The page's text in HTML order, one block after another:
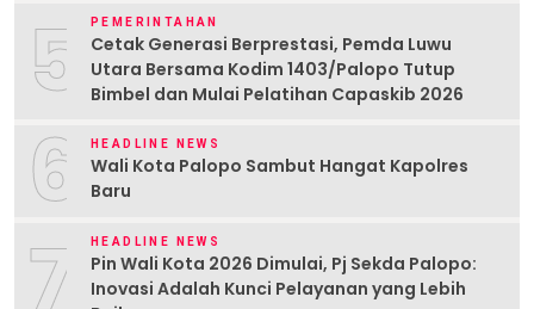
5 PEMERINTAHAN
Cetak Generasi Berprestasi, Pemda Luwu
Utara Bersama Kodim 1403/Palopo Tutup
Bimbel dan Mulai Pelatihan Capaskib 2026
6 HEADLINE NEWS
Wali Kota Palopo Sambut Hangat Kapolres
Baru
7 HEADLINE NEWS
Pin Wali Kota 2026 Dimulai, Pj Sekda Palopo:
Inovasi Adalah Kunci Pelayanan yang Lebih